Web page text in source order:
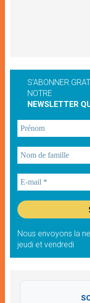
S'ABONNER
NOTRE
NEWSLETTER
Nous envoyons la
jeudi et vendredi